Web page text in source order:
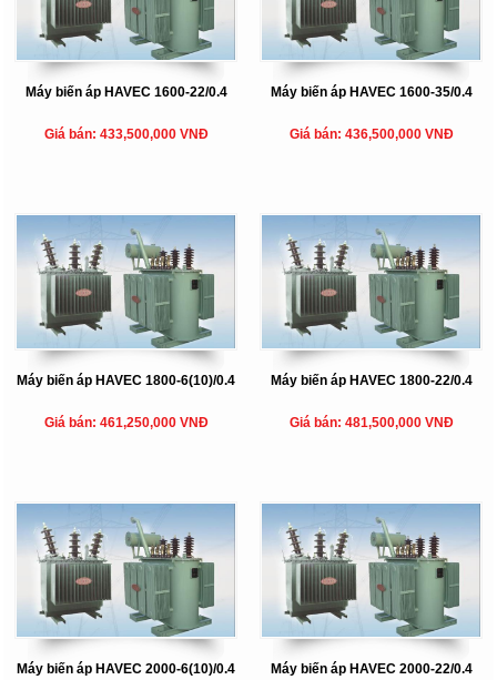
Máy biến áp HAVEC 1600-22/0.4
Giá bán: 433,500,000 VNĐ
Máy biến áp HAVEC 1600-35/0.4
Giá bán: 436,500,000 VNĐ
Máy biến áp HAVEC 1800-6(10)/0.4
Giá bán: 461,250,000 VNĐ
Máy biến áp HAVEC 1800-22/0.4
Giá bán: 481,500,000 VNĐ
Máy biến áp HAVEC 2000-6(10)/0.4 Máy biến áp HAVEC 2000-22/0.4